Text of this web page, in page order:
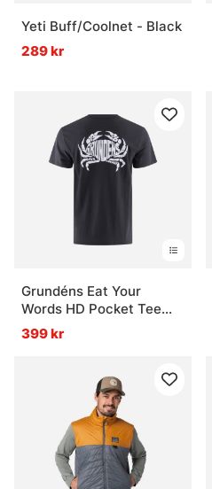
Yeti Buff/Coolnet - Black
289 kr
Grundéns Eat Your
Words HD Pocket Tee
Black Crab Graphic
399 kr